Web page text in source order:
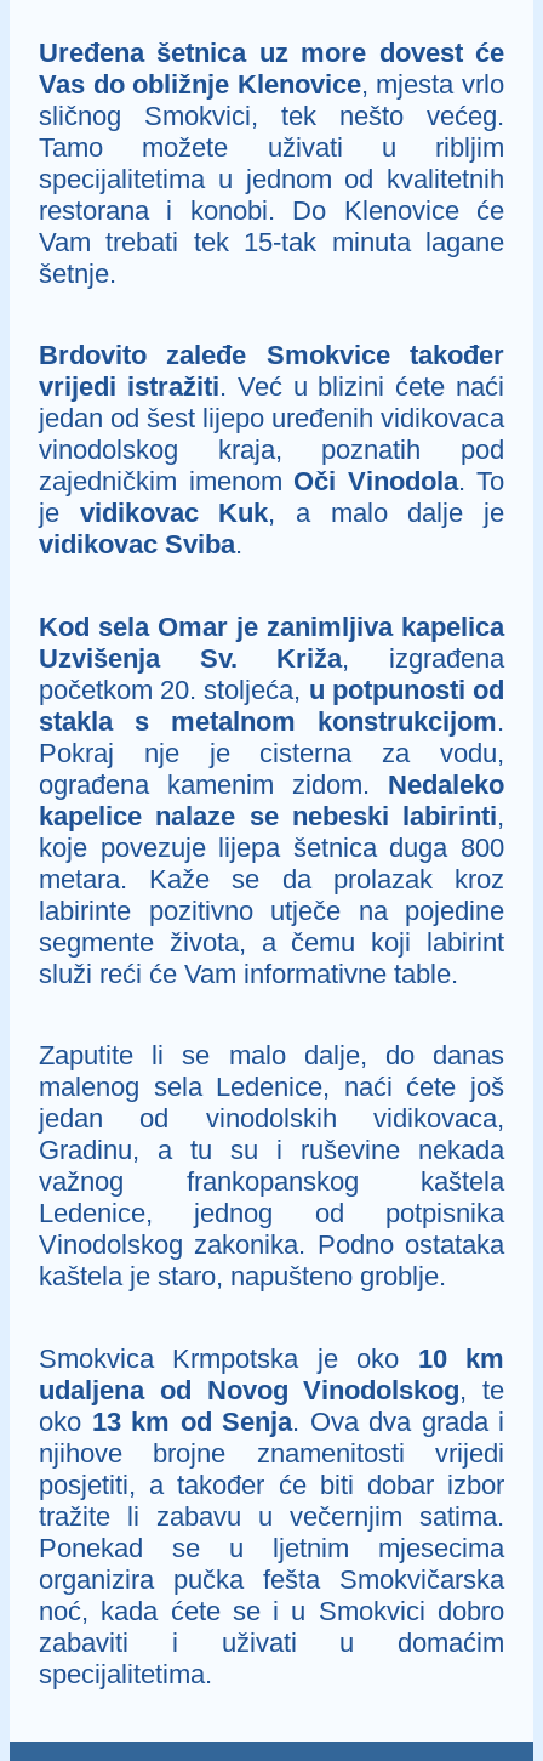
Uređena šetnica uz more dovest će
Vas do obližnje Klenovice, mjesta vrlo
sličnog Smokvici, tek nešto većeg.
Tamo možete uživati u ribljim
specijalitetima u jednom od kvalitetnih
restorana i konobi. Do Klenovice će
Vam trebati tek 15-tak minuta lagane
šetnje.
Brdovito zaleđe Smokvice također
vrijedi istražiti. Već u blizini ćete naći
jedan od šest lijepo uređenih vidikovaca
vinodolskog kraja, poznatih pod
zajedničkim imenom Oči Vinodola. To
je vidikovac Kuk, a malo dalje je
vidikovac Sviba.
Kod sela Omar je zanimljiva kapelica
Uzvišenja Sv. Križa, izgrađena
početkom 20. stoljeća, u potpunosti od
stakla s metalnom konstrukcijom.
Pokraj nje je cisterna za vodu,
ograđena kamenim zidom. Nedaleko
kapelice nalaze se nebeski labirinti,
koje povezuje lijepa šetnica duga 800
metara. Kaže se da prolazak kroz
labirinte pozitivno utječe na pojedine
segmente života, a čemu koji labirint
služi reći će Vam informativne table.
Zaputite li se malo dalje, do danas
malenog sela Ledenice, naći ćete još
jedan od vinodolskih vidikovaca,
Gradinu, a tu su i ruševine nekada
važnog frankopanskog kaštela
Ledenice, jednog od potpisnika
Vinodolskog zakonika. Podno ostataka
kaštela je staro, napušteno groblje.
Smokvica Krmpotska je oko 10 km
udaljena od Novog Vinodolskog, te
oko 13 km od Senja. Ova dva grada i
njihove brojne znamenitosti vrijedi
posjetiti, a također će biti dobar izbor
tražite li zabavu u večernjim satima.
Ponekad se u ljetnim mjesecima
organizira pučka fešta Smokvičarska
noć, kada ćete se i u Smokvici dobro
zabaviti i uživati u domaćim
specijalitetima.